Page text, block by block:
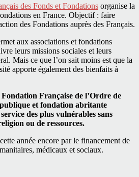
des Fonds et Fondations organise la
en France. Objectif : faire
des Fondations auprès des Français.
aux associations et fondations
leurs missions sociales et leurs
Mais ce que l’on sait moins est que la
apporte également des bienfaits à
Française de l’Ordre de
et fondation abritante
des plus vulnérables sans
ou de ressources.
année encore par le financement de
médicaux et sociaux.